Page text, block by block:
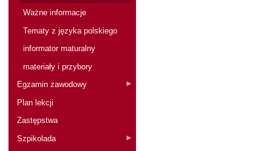
Ważne informacje
Tematy z języka polskiego
informator maturalny
materiały i przybory
Egzamin zawodowy
Plan lekcji
Zastępstwa
Szpikolada